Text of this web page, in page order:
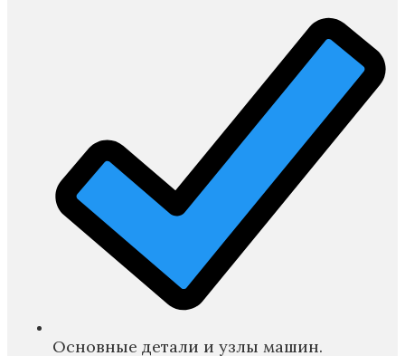
Основные детали и узлы машин.